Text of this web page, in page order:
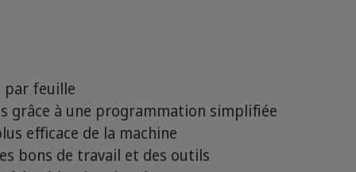
par feuille
grâce à une programmation simplifiée
efficace de la machine
bons de travail et des outils